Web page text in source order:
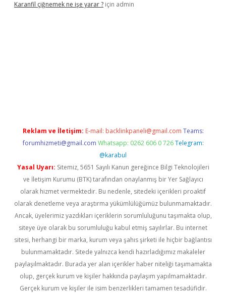
Karanfil çiğnemek ne işe yarar ? için admin
Reklam ve İletişim: E-mail: backlinkpaneli@gmail.com Teams:
forumhizmeti@gmail.com Whatsapp: 0262 606 0 726 Telegram:
@karabul
Yasal Uyarı: Sitemiz, 5651 Sayılı Kanun gereğince Bilgi Teknolojileri
ve İletişim Kurumu (BTK) tarafından onaylanmış bir Yer Sağlayıcı
olarak hizmet vermektedir. Bu nedenle, sitedeki içerikleri proaktif
olarak denetleme veya araştırma yükümlülüğümüz bulunmamaktadır.
Ancak, üyelerimiz yazdıkları içeriklerin sorumluluğunu taşımakta olup,
siteye üye olarak bu sorumluluğu kabul etmiş sayılırlar. Bu internet
sitesi, herhangi bir marka, kurum veya şahıs şirketi ile hiçbir bağlantısı
bulunmamaktadır. Sitede yalnızca kendi hazırladığımız makaleler
paylaşılmaktadır. Burada yer alan içerikler haber niteliği taşımamakta
olup, gerçek kurum ve kişiler hakkında paylaşım yapılmamaktadır.
Gerçek kurum ve kişiler ile isim benzerlikleri tamamen tesadüfidir.